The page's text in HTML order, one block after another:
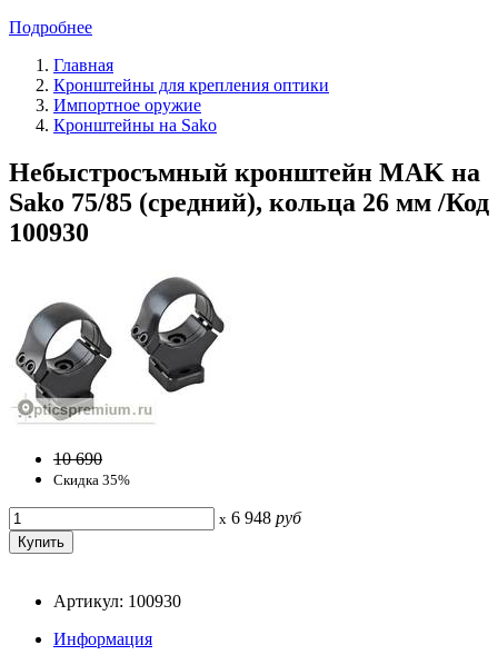
Подробнее
Главная
Кронштейны для крепления оптики
Импортное оружие
Кронштейны на Sako
Небыстросъмный кронштейн MAK на
Sako 75/85 (средний), кольца 26 мм /Код
100930
10 690
Скидка 35%
x 6 948 руб
Артикул: 100930
Информация